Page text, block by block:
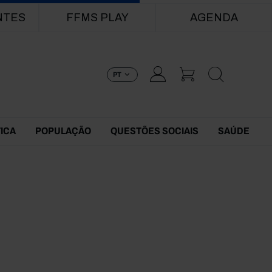
FFMS PLAY AGENDA
PT
POPULAÇÃO QUESTÕES SOCIAIS SAÚDE